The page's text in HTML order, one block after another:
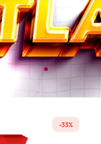
-17%